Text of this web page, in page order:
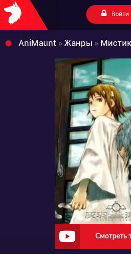
Войти
AniMaunt » Жанры »
Смотреть